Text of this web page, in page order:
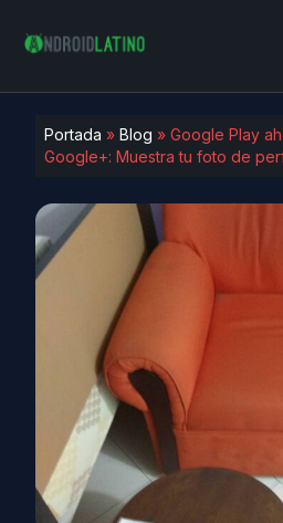
Portada » Blog » Google Play
Google+: Muestra tu foto de